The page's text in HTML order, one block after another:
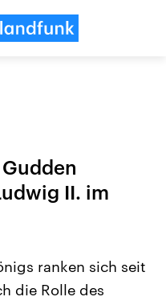
Aktuelle Beiträge,
II. im
ranken sich seit
die Rolle des